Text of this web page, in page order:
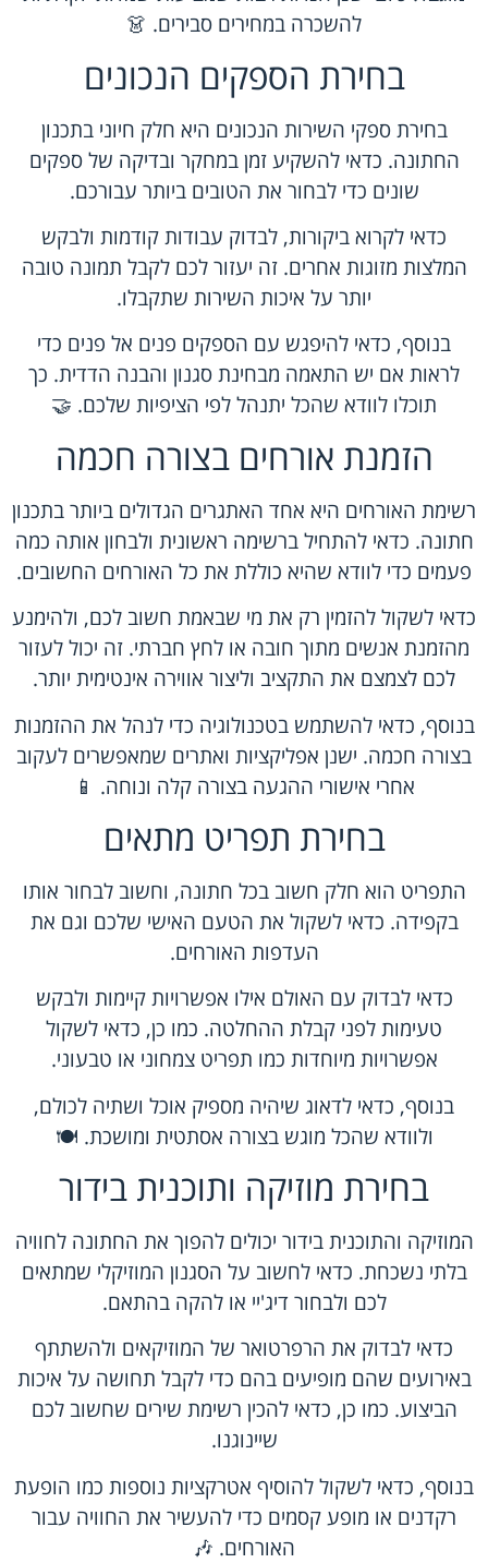
להשכרה במחירים סבירים. 👗
בחירת הספקים הנכונים
בחירת ספקי השירות הנכונים היא חלק חיוני בתכנון
החתונה. כדאי להשקיע זמן במחקר ובדיקה של ספקים
שונים כדי לבחור את הטובים ביותר עבורכם.
כדאי לקרוא ביקורות, לבדוק עבודות קודמות ולבקש
המלצות מזוגות אחרים. זה יעזור לכם לקבל תמונה טובה
יותר על איכות השירות שתקבלו.
בנוסף, כדאי להיפגש עם הספקים פנים אל פנים כדי
לראות אם יש התאמה מבחינת סגנון והבנה הדדית. כך
תוכלו לוודא שהכל יתנהל לפי הציפיות שלכם. 🤝
הזמנת אורחים בצורה חכמה
רשימת האורחים היא אחד האתגרים הגדולים ביותר בתכנון
חתונה. כדאי להתחיל ברשימה ראשונית ולבחון אותה כמה
פעמים כדי לוודא שהיא כוללת את כל האורחים החשובים.
כדאי לשקול להזמין רק את מי שבאמת חשוב לכם, ולהימנע
מהזמנת אנשים מתוך חובה או לחץ חברתי. זה יכול לעזור
לכם לצמצם את התקציב וליצור אווירה אינטימית יותר.
בנוסף, כדאי להשתמש בטכנולוגיה כדי לנהל את ההזמנות
בצורה חכמה. ישנן אפליקציות ואתרים שמאפשרים לעקוב
אחרי אישורי ההגעה בצורה קלה ונוחה. 📱
בחירת תפריט מתאים
התפריט הוא חלק חשוב בכל חתונה, וחשוב לבחור אותו
בקפידה. כדאי לשקול את הטעם האישי שלכם וגם את
העדפות האורחים.
כדאי לבדוק עם האולם אילו אפשרויות קיימות ולבקש
טעימות לפני קבלת ההחלטה. כמו כן, כדאי לשקול
אפשרויות מיוחדות כמו תפריט צמחוני או טבעוני.
בנוסף, כדאי לדאוג שיהיה מספיק אוכל ושתיה לכולם,
ולוודא שהכל מוגש בצורה אסתטית ומושכת. 🍽️
בחירת מוזיקה ותוכנית בידור
המוזיקה והתוכנית בידור יכולים להפוך את החתונה לחוויה
בלתי נשכחת. כדאי לחשוב על הסגנון המוזיקלי שמתאים
לכם ולבחור דיג'יי או להקה בהתאם.
כדאי לבדוק את הרפרטואר של המוזיקאים ולהשתתף
באירועים שהם מופיעים בהם כדי לקבל תחושה על איכות
הביצוע. כמו כן, כדאי להכין רשימת שירים שחשוב לכם
שיינוגנו.
בנוסף, כדאי לשקול להוסיף אטרקציות נוספות כמו הופעת
רקדנים או מופע קסמים כדי להעשיר את החוויה עבור
האורחים. 🎶